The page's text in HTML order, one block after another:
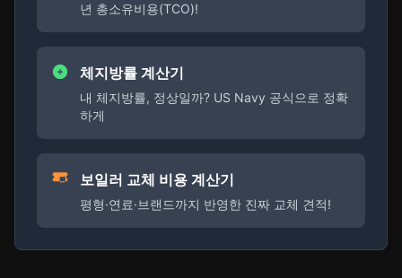
년 총소유비용(TCO)!
체지방률 계산기
내 체지방률, 정상일까? US Navy 공식으로 정확
하게
보일러 교체 비용 계산기
평형·연료·브랜드까지 반영한 진짜 교체 견적!